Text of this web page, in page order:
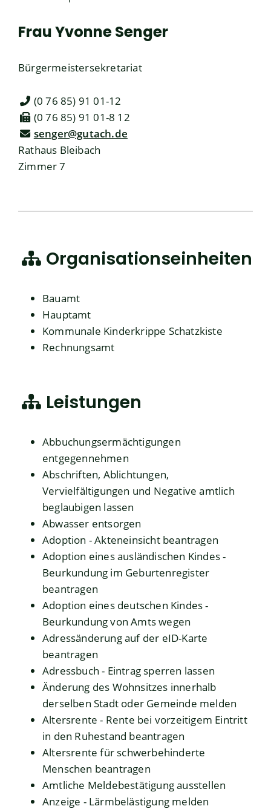
FrauYvonneSenger
Bürgermeistersekretariat
(0 76 85) 91 01-12
(0 76 85) 91 01-8 12
senger@gutach.de
Rathaus Bleibach
Zimmer 7
Organisationseinheiten
Bauamt
Hauptamt
Kommunale Kinderkrippe Schatzkiste
Rechnungsamt
Leistungen
Abbuchungsermächtigungen
entgegennehmen
Abschriften, Ablichtungen,
Vervielfältigungen und Negative amtlich
beglaubigen lassen
Abwasser entsorgen
Adoption - Akteneinsicht beantragen
Adoption eines ausländischen Kindes -
Beurkundung im Geburtenregister
beantragen
Adoption eines deutschen Kindes -
Beurkundung von Amts wegen
Adressänderung auf der eID-Karte
beantragen
Adressbuch - Eintrag sperren lassen
Änderung des Wohnsitzes innerhalb
derselben Stadt oder Gemeinde melden
Altersrente - Rente bei vorzeitigem Eintritt
in den Ruhestand beantragen
Altersrente für schwerbehinderte
Menschen beantragen
Amtliche Meldebestätigung ausstellen
Anzeige - Lärmbelästigung melden